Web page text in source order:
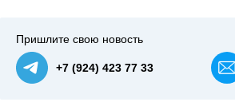
Пришлите свою новость
+7 (924) 423 77 33